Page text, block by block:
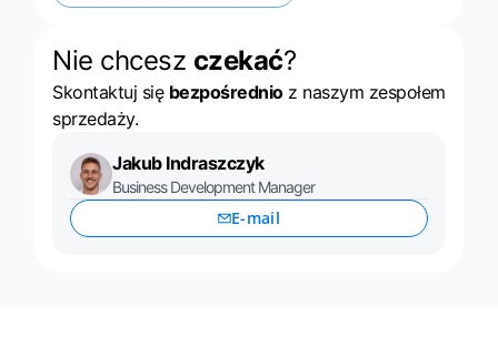
Nie chcesz czekać?
Skontaktuj się bezpośrednioz naszym zespołem
sprzedaży.
Jakub Indraszczyk
Business Development Manager
E-mail